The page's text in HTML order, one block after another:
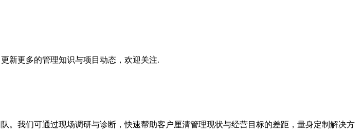
新更多的管理知识与项目动态，欢迎关注.
。我们可通过现场调研与诊断，快速帮助客户厘清管理现状与经营目标的差距，量身定制解决方